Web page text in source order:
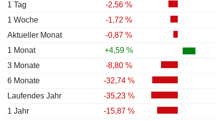
1 Tag
-2,56 %
1 Woche
-1,72 %
Aktueller Monat
-0,87 %
1 Monat
+4,59 %
3 Monate
-8,80 %
6 Monate
-32,74 %
Laufendes Jahr
-35,23 %
1 Jahr
-15,87 %